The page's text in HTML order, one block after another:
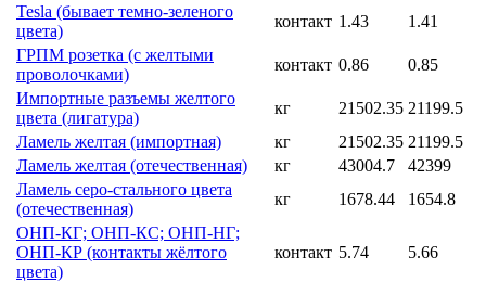
Tesla (бывает темно-зеленого
цвета)
контакт 1.43
1.41
ГРПМ розетка (с желтыми
проволочками)
контакт 0.86
0.85
Импортные разъемы желтого
цвета (лигатура)
кг 21502.35 21199.5
Ламель желтая (импортная)
кг 21502.35 21199.5
Ламель желтая (отечественная)
кг 43004.7
42399
Ламель серо-стального цвета
(отечественная)
кг 1678.44
1654.8
ОНП-КГ; ОНП-КС; ОНП-НГ;
ОНП-КР (контакты жёлтого
цвета)
контакт 5.74 5.66